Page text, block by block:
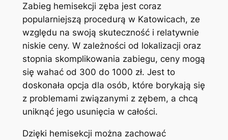
Zabieg hemisekcji zęba jest coraz
popularniejszą procedurą w Katowicach, ze
względu na swoją skuteczność i relatywnie
niskie ceny. W zależności od lokalizacji oraz
stopnia skomplikowania zabiegu, ceny mogą⁢
się wahać od 300 do 1000 zł.⁢ Jest to
doskonała opcja dla osób, które borykają ⁣się
z problemami⁢ związanymi z zębem, a chcą
uniknąć jego usunięcia w całości.
Dzięki hemisekcji⁢ można zachować